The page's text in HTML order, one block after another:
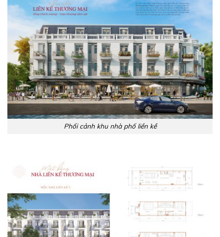
Phối cảnh khu nhà phố liền kề